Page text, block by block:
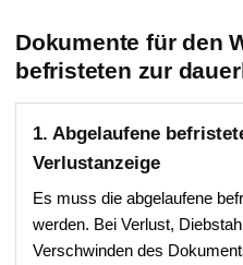
Dokumente für den
befristeten zur
1. Abgelaufene
Verlustanzeige
Es muss die abgelaufene
werden. Bei Verlust,
Verschwinden des